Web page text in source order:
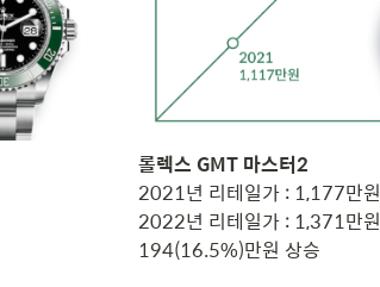
2021년 리테일가 : 1,177만원
2022년 리테일가 : 1,371만원
194(16.5%)만원 상승